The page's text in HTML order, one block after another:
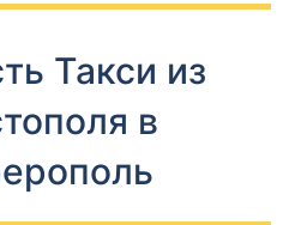
Такси из
в